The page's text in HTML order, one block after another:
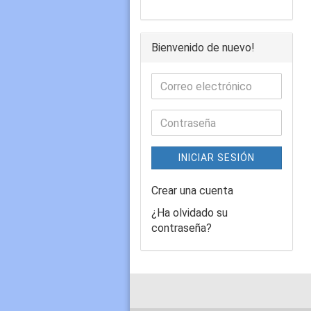
Bienvenido de nuevo!
INICIAR SESIÓN
Crear una cuenta
¿Ha olvidado su
contraseña?